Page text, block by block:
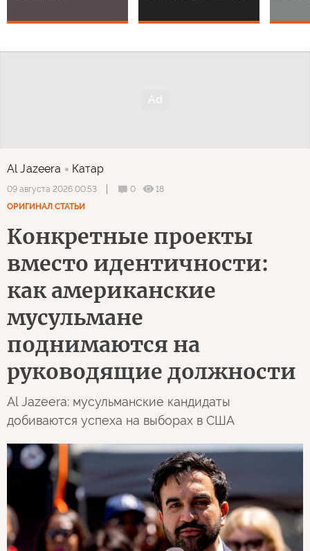
Al Jazeera Катар
09 августа 2026 00:53 0
18
ОРИГИНАЛ СТАТЬИ
Конкретные проекты
вместо идентичности:
как американские
мусульмане
поднимаются на
руководящие должности
Al Jazeera: мусульманские кандидаты
добиваются успеха на выборах в США